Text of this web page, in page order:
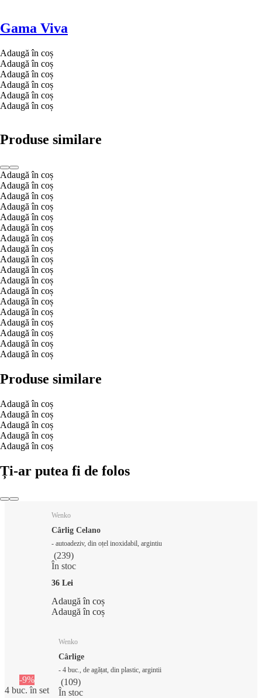
Gama Viva
Adaugă în coș
Adaugă în coș
Adaugă în coș
Adaugă în coș
Adaugă în coș
Adaugă în coș
Produse similare
Adaugă în coș
Adaugă în coș
Adaugă în coș
Adaugă în coș
Adaugă în coș
Adaugă în coș
Adaugă în coș
Adaugă în coș
Adaugă în coș
Adaugă în coș
Adaugă în coș
Adaugă în coș
Adaugă în coș
Adaugă în coș
Adaugă în coș
Adaugă în coș
Adaugă în coș
Adaugă în coș
Produse similare
Adaugă în coș
Adaugă în coș
Adaugă în coș
Adaugă în coș
Adaugă în coș
Ți-ar putea fi de folos
Wenko
Cârlig Celano
- autoadeziv, din oțel inoxidabil, argintiu
(239)
În stoc
36 Lei
Adaugă în coș
Adaugă în coș
-9%
4 buc. în set
Wenko
Cârlige
- 4 buc., de agățat, din plastic, argintii
(109)
În stoc